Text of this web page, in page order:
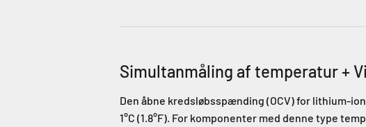
Simultanmåling af temperatur +
Den åbne kredsløbsspænding (OCV) for lithium-
1°C (1.8°F). For komponenter med denne type